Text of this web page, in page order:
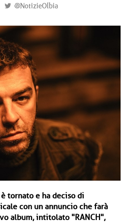
@NotizieOlbia
tornato e ha deciso di
con un annuncio che farà
album, intitolato "RANCH",